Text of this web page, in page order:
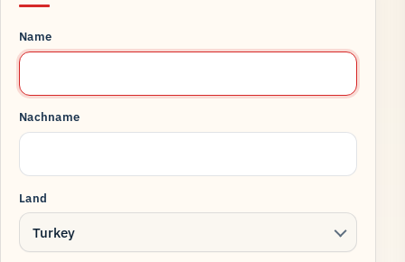
Name
Nachname
Land
Turkey